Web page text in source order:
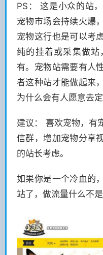
PS： 这是小众的站
宠物市场会持续火爆
宠物这行也是可以考
纯的挂着或采集做
有。宠物站需要有人
者这种站才能做起来
为什么会有人愿意去
建议： 喜欢宠物，有
信群，增加宠物分享
的站长考虑。
如果你是一个冷血的
站了，做流量什么不